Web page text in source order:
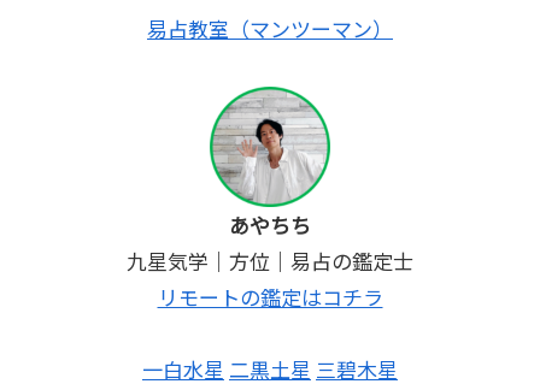
易占教室（マンツーマン）
あやちち
九星気学｜方位｜易占の鑑定士
リモートの鑑定はコチラ
一白水星 二黒土星 三碧木星